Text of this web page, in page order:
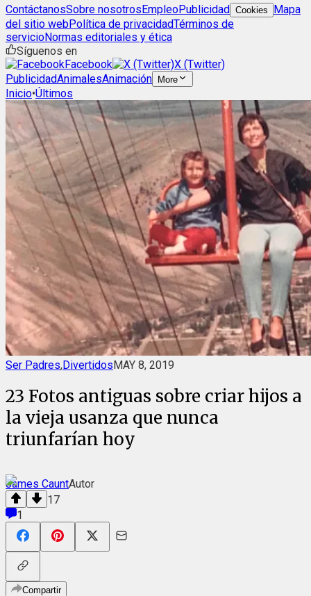
ContáctanosSobre nosotrosEmpleoPublicidad Cookies
Mapa
del sitio webPolítica de privacidadTérminos de
servicioNormas editoriales y ética
Síguenos en
Facebook
X (Twitter)
PublicidadAnimalesAnimación More
Inicio•Últimos
Ser Padres,DivertidosMAY 8, 2019
23 Fotos antiguas sobre criar hijos a
la vieja usanza que nunca
triunfarían hoy
James CauntAutor
17
1
Compartir